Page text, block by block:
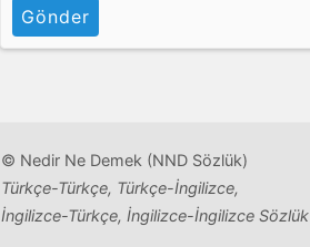
Gönder
© Nedir Ne Demek (NND Sözlük)
Türkçe-Türkçe, Türkçe-İngilizce,
İngilizce-Türkçe, İngilizce-İngilizce Sözlük